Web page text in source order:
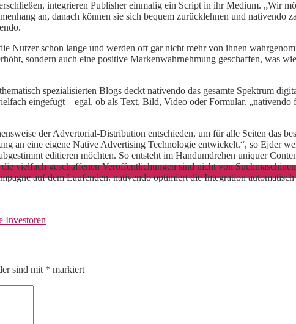
integrieren Publisher einmalig ein Script in ihr Medium. „Wir
an, danach können sie sich bequem zurücklehnen und nativendo
Nutzer schon lange und werden oft gar nicht mehr von ihnen
sondern auch eine positive Markenwahrnehmung geschaffen, was
spezialisierten Blogs deckt nativendo das gesamte Spektrum
eingefügt – egal, ob als Text, Bild, Video oder Formular.
der Advertorial-Distribution entschieden, um für alle Seiten das
an eine eigene Native Advertising Technologie entwickelt.“, so Ejder
editieren möchten. So entsteht im Handumdrehen uniquer
vielfach geschaffenen Veröffentlichungen sind nicht von
auf dem Laufenden. nativendo optimiert die Integration
Investoren
sind mit * markiert